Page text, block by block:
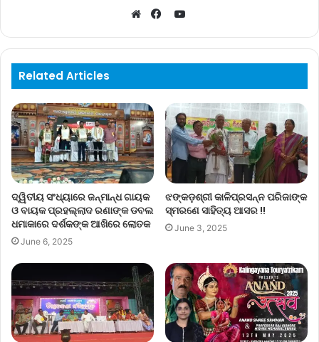
YouTube
Related Articles
ଦ୍ୱିତୀୟ ସଂଧ୍ୟାରେ ଜନ୍ମାନ୍ଧ ଗାୟକ
ଓ ବାୟକ ପ୍ରହଲ୍ଲାଦ ରଣାଙ୍କ ଡବଲ
ଧମାକାରେ ଦର୍ଶକଙ୍କ ଆଖିରେ ଲୋତକ
June 6, 2025
ଝଙ୍କଡ଼ଶ୍ରୀ କାଳିପ୍ରସନ୍ନ ପରିଜାଙ୍କ
ସ୍ମରଣେ ସାହିତ୍ୟ ଆସର !!
June 3, 2025